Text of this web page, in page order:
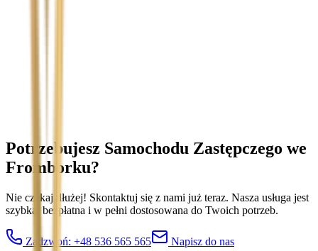
Potrzebujesz Samochodu Zastępczego we
Fromborku?
Nie czekaj dłużej! Skontaktuj się z nami już teraz. Nasza usługa jest
szybka, bezpłatna i w pełni dostosowana do Twoich potrzeb.
Zadzwoń: +48 536 565 565 Napisz do nas